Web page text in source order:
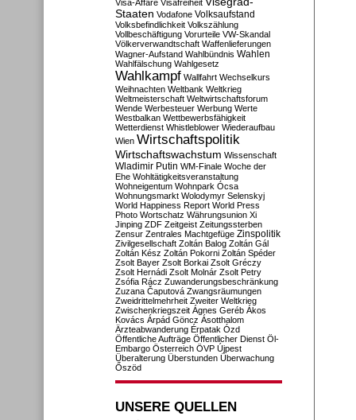
Visa-Affäre Visafreiheit
Staaten Vodafone Volksaufstand
Volksbefindlichkeit Volkszählung
Vollbeschäftigung Vorurteile VW-Skandal
Völkerverwandtschaft Waffenlieferungen
Wagner-Aufstand Wahlbündnis Wahlen
Wahlfälschung Wahlgesetz
Wahlkampf Wallfahrt Wechselkurs
Weihnachten Weltbank Weltkrieg
Weltmeisterschaft Weltwirtschaftsforum
Wende Werbesteuer Werbung Werte
Westbalkan Wettbewerbsfähigkeit
Wetterdienst Whistleblower Wiederaufbau
Wien Wirtschaftspolitik
Wirtschaftswachstum Wissenschaft
Wladimir Putin WM-Finale Woche der
Ehe Wohltätigkeitsveranstaltung
Wohneigentum Wohnpark Ócsa
Wohnungsmarkt Wolodymyr Selenskyj
World Happiness Report World Press
Photo Wortschatz Währungsunion Xi
Jinping ZDF Zeitgeist Zeitungssterben
Zensur Zentrales Machtgefüge Zinspolitik
Zivilgesellschaft Zoltán Balog Zoltán Gál
Zoltán Kész Zoltán Pokorni Zoltán Spéder
Zsolt Bayer Zsolt Borkai Zsolt Gréczy
Zsolt Hernádi Zsolt Molnár Zsolt Petry
Zsófia Rácz Zuwanderungsbeschränkung
Zuzana Čaputová Zwangsräumungen
Zweidrittelmehrheit Zweiter Weltkrieg
Zwischenkriegszeit Ágnes Geréb Ákos
Kovács Árpád Göncz Ásotthalom
Ärzteabwanderung Érpatak Ózd
Öffentliche Aufträge Öffentlicher Dienst Öl-
Embargo Österreich ÖVP Újpest
Überalterung Überstunden Überwachung
Őszöd
UNSERE QUELLEN